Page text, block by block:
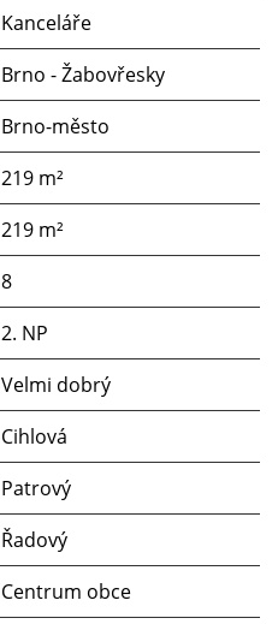
Kanceláře
Brno - Žabovřesky
Brno-město
219 m²
219 m²
8
2. NP
Velmi dobrý
Cihlová
Patrový
Řadový
Centrum obce